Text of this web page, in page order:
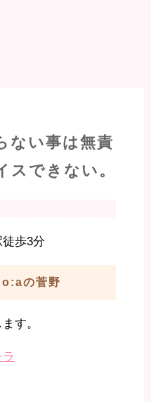
ない事は無責
スできない。
歩3分
の菅野
す。